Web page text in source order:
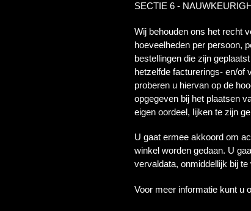
SECTIE 6 -
Wij behouden ons het recht
hoeveelheden per persoon,
bestellingen die zijn
hetzelfde facturerings- en/of
proberen u hiervan op de
opgegeven bij het plaatsen
eigen oordeel, lijken te zijn
U gaat ermee akkoord om
winkel worden gedaan. U
vervaldata, onmiddellijk bij
Voor meer informatie kunt u